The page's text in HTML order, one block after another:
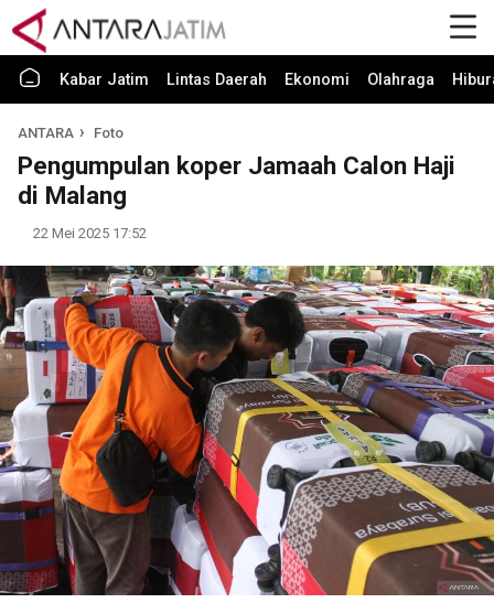
Kabar Jatim Lintas Daerah Ekonomi Olahraga
ANTARA Foto
Pengumpulan koper Jamaah Calon Haji
di Malang
22 Mei 2025 17:52